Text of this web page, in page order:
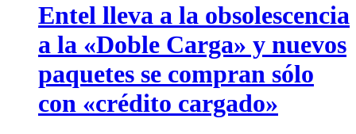
Entel lleva a la obsolescencia
a la «Doble Carga» y nuevos
paquetes se compran sólo
con «crédito cargado»